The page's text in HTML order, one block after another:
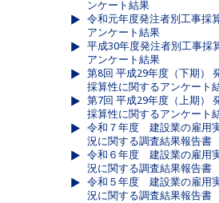
ンケート結果
令和元年度発注者別工事採
アンケート結果
平成30年度発注者別工事採
アンケート結果
第8回 平成29年度（下期）
採算性に関するアンケート
第7回 平成29年度（上期）
採算性に関するアンケート
令和７年度 建設業の雇用
況に関する調査結果報告書
令和６年度 建設業の雇用
況に関する調査結果報告書
令和５年度 建設業の雇用
況に関する調査結果報告書